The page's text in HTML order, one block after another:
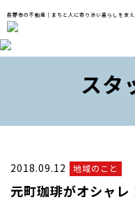
長野市の不動産｜まちと人に寄り添い暮らしを支え
お
ス
スタ
2018.09.12 地域のこと
元町珈琲がオシャ